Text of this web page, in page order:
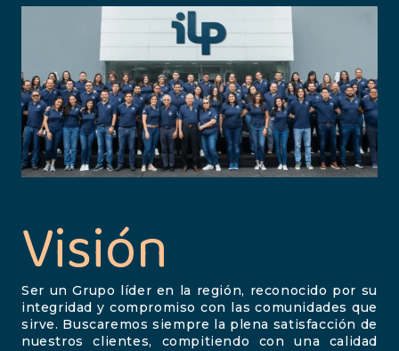
Visión
Ser un Grupo líder en la región, reconocido por su
integridad y compromiso con las comunidades que
sirve. Buscaremos siempre la plena satisfacción de
nuestros clientes, compitiendo con una calidad